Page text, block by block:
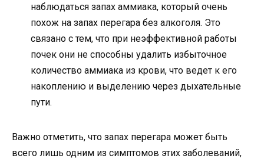
наблюдаться запах аммиака, который очень
похож на запах перегара без алкоголя. Это
связано с тем, что при неэффективной работы
почек они не способны удалить избыточное
количество аммиака из крови, что ведет к его
накоплению и выделению через дыхательные
пути.
Важно отметить, что запах перегара может быть
всего лишь одним из симптомов этих заболеваний,